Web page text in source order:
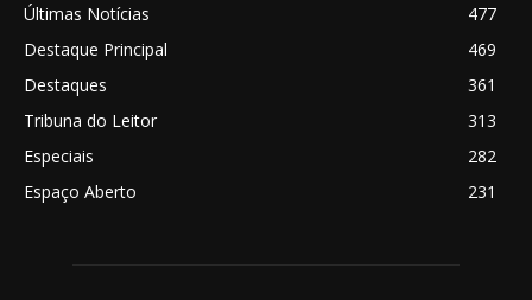
Últimas Notícias
477
Destaque Principal
469
Destaques
361
Tribuna do Leitor
313
Especiais
282
Espaço Aberto
231